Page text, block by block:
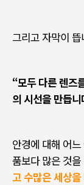
그리고 자막이
“모두 다른 렌즈
의 시선을 만듭니
안경에 대해 어
품보다 많은 것
고 수많은 세상